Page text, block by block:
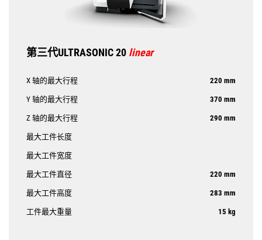
第三代ULTRASONIC 20 linear
X 轴的最大行程 220 mm
Y 轴的最大行程 370 mm
Z 轴的最大行程 290 mm
最大工件长度
最大工件宽度
最大工件直径 220 mm
最大工件高度 283 mm
工件最大重量 15 kg